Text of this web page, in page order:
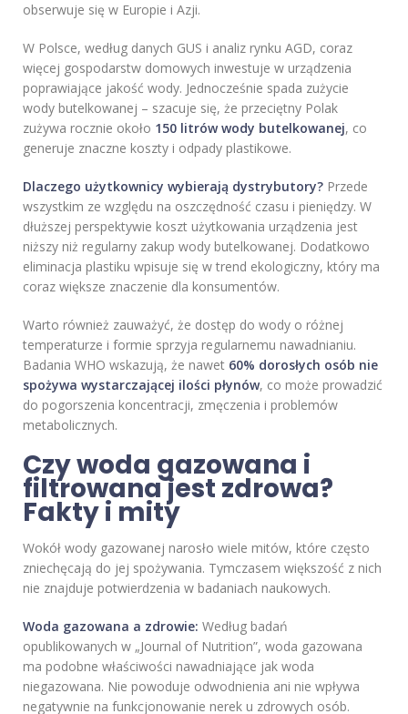
obserwuje się w Europie i Azji.
W Polsce, według danych GUS i analiz rynku AGD, coraz
więcej gospodarstw domowych inwestuje w urządzenia
poprawiające jakość wody. Jednocześnie spada zużycie
wody butelkowanej – szacuje się, że przeciętny Polak
zużywa rocznie około 150 litrów wody butelkowanej, co
generuje znaczne koszty i odpady plastikowe.
Dlaczego użytkownicy wybierają dystrybutory? Przede
wszystkim ze względu na oszczędność czasu i pieniędzy. W
dłuższej perspektywie koszt użytkowania urządzenia jest
niższy niż regularny zakup wody butelkowanej. Dodatkowo
eliminacja plastiku wpisuje się w trend ekologiczny, który ma
coraz większe znaczenie dla konsumentów.
Warto również zauważyć, że dostęp do wody o różnej
temperaturze i formie sprzyja regularnemu nawadnianiu.
Badania WHO wskazują, że nawet 60% dorosłych osób nie
spożywa wystarczającej ilości płynów, co może prowadzić
do pogorszenia koncentracji, zmęczenia i problemów
metabolicznych.
Czy woda gazowana i
filtrowana jest zdrowa?
Fakty i mity
Wokół wody gazowanej narosło wiele mitów, które często
zniechęcają do jej spożywania. Tymczasem większość z nich
nie znajduje potwierdzenia w badaniach naukowych.
Woda gazowana a zdrowie: Według badań
opublikowanych w „Journal of Nutrition”, woda gazowana
ma podobne właściwości nawadniające jak woda
niegazowana. Nie powoduje odwodnienia ani nie wpływa
negatywnie na funkcjonowanie nerek u zdrowych osób.